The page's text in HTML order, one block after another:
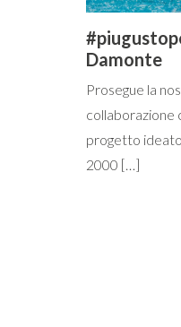
Damonte
Prosegue la
collaborazione
progetto
2000 […]